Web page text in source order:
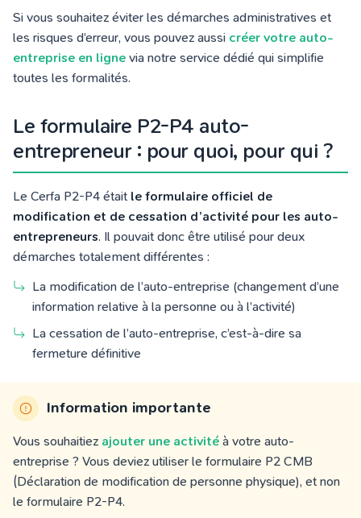
Si vous souhaitez éviter les démarches administratives et
les risques d’erreur, vous pouvez aussi créer votre auto-
entreprise en ligne via notre service dédié qui simplifie
toutes les formalités.
Le formulaire P2-P4 auto-
entrepreneur : pour quoi, pour qui ?
Le Cerfa P2-P4 était le formulaire officiel de
modification et de cessation d’activité pour les auto-
entrepreneurs. Il pouvait donc être utilisé pour deux
démarches totalement différentes :
La modification de l’auto-entreprise (changement d’une
information relative à la personne ou à l’activité)
La cessation de l’auto-entreprise, c’est-à-dire sa
fermeture définitive
Information importante
Vous souhaitiez ajouter une activité à votre auto-
entreprise ? Vous deviez utiliser le formulaire P2 CMB
(Déclaration de modification de personne physique), et non
le formulaire P2-P4.